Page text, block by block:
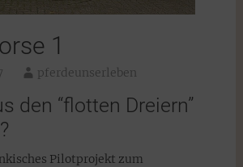
1
pferdeunserleben
den “flotten Dreiern”
Pilotprojekt zum